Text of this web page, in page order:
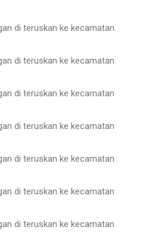
di teruskan ke kecamatan
di teruskan ke kecamatan
di teruskan ke kecamatan
di teruskan ke kecamatan
di teruskan ke kecamatan
di teruskan ke kecamatan
di teruskan ke kecamatan